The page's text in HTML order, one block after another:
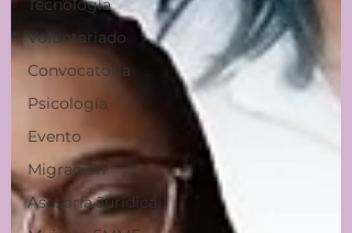
Tecnología
Voluntariado
Convocatoria
Psicología
Evento
Migración
Asesoría Jurídica